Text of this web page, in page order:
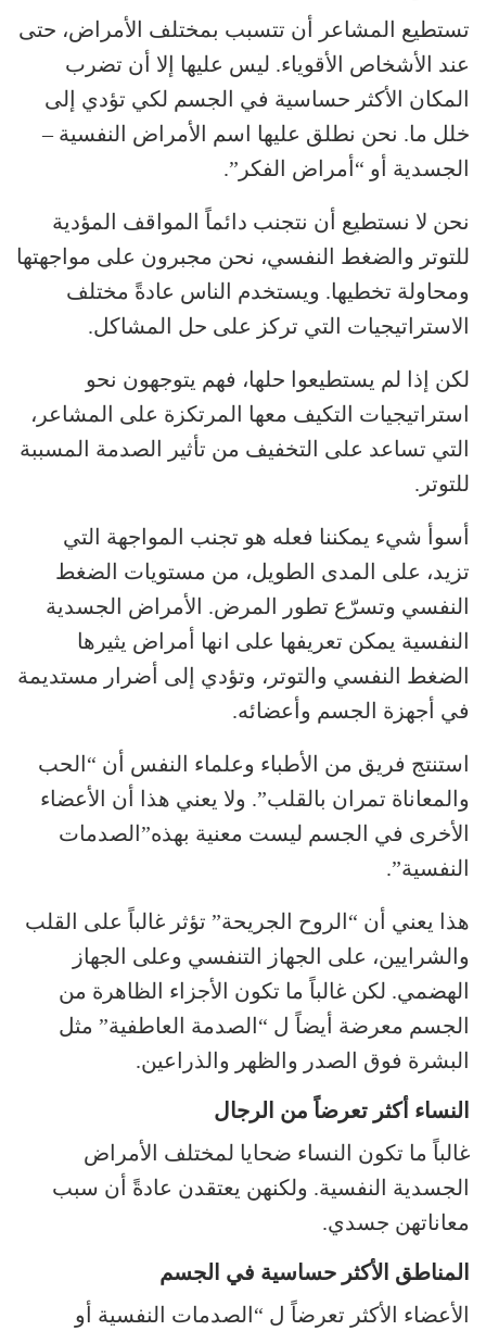
تستطيع المشاعر أن تتسبب بمختلف الأمراض، حتى
عند الأشخاص الأقوياء. ليس عليها إلا أن تضرب
المكان الأكثر حساسية في الجسم لكي تؤدي إلى
خلل ما. نحن نطلق عليها اسم الأمراض النفسية –
الجسدية أو “أمراض الفكر”.
نحن لا نستطيع أن نتجنب دائماً المواقف المؤدية
للتوتر والضغط النفسي، نحن مجبرون على مواجهتها
ومحاولة تخطيها. ويستخدم الناس عادةً مختلف
الاستراتيجيات التي تركز على حل المشاكل.
لكن إذا لم يستطيعوا حلها، فهم يتوجهون نحو
استراتيجيات التكيف معها المرتكزة على المشاعر،
التي تساعد على التخفيف من تأثير الصدمة المسببة
للتوتر.
أسوأ شيء يمكننا فعله هو تجنب المواجهة التي
تزيد، على المدى الطويل، من مستويات الضغط
النفسي وتسرّع تطور المرض. الأمراض الجسدية
النفسية يمكن تعريفها على انها أمراض يثيرها
الضغط النفسي والتوتر، وتؤدي إلى أضرار مستديمة
في أجهزة الجسم وأعضائه.
استنتج فريق من الأطباء وعلماء النفس أن “الحب
والمعاناة تمران بالقلب”. ولا يعني هذا أن الأعضاء
الأخرى في الجسم ليست معنية بهذه”الصدمات
النفسية”.
هذا يعني أن “الروح الجريحة” تؤثر غالباً على القلب
والشرايين، على الجهاز التنفسي وعلى الجهاز
الهضمي. لكن غالباً ما تكون الأجزاء الظاهرة من
الجسم معرضة أيضاً ل “الصدمة العاطفية” مثل
البشرة فوق الصدر والظهر والذراعين.
النساء أكثر تعرضاً من الرجال
غالباً ما تكون النساء ضحايا لمختلف الأمراض
الجسدية النفسية. ولكنهن يعتقدن عادةً أن سبب
معاناتهن جسدي.
المناطق الأكثر حساسية في الجسم
الأعضاء الأكثر تعرضاً ل “الصدمات النفسية أو